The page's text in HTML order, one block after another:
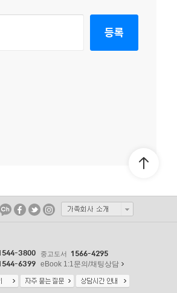
등록
3800 중고도서 1566-4295
6399 eBook 1:1문의/채팅상담